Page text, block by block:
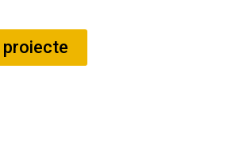
proiecte